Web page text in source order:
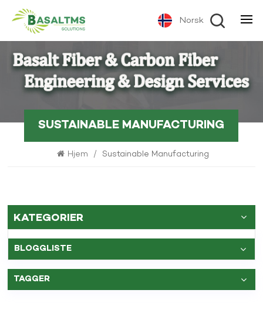
Norsk
SUSTAINABLE MANUFACTURING
Hjem / Sustainable Manufacturing
KATEGORIER
BLOGGLISTE
TAGGER